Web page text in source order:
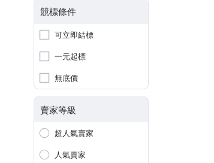
競標條件
可立即結標
一元起標
無底價
賣家等級
超人氣賣家
人氣賣家